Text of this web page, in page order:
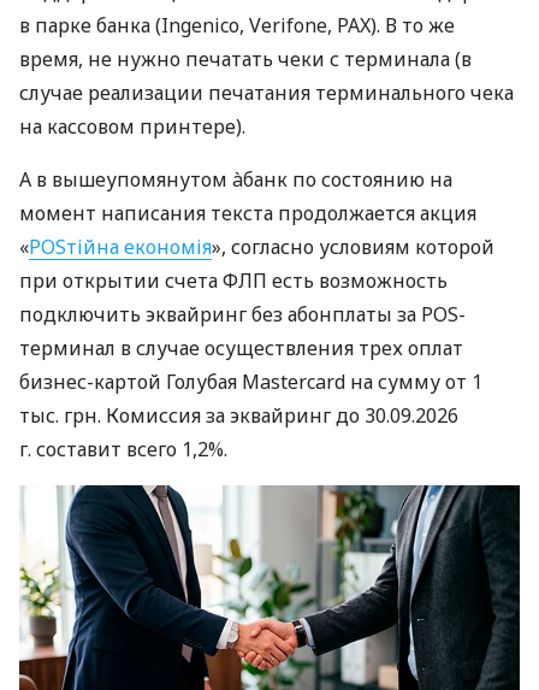
в парке банка (Ingenico, Verifone, PAX). В то же
время, не нужно печатать чеки с терминала (в
случае реализации печатания терминального чека
на кассовом принтере).
А в вышеупомянутом àбанк по состоянию на
момент написания текста продолжается акция
«POSтійна економія», согласно условиям которой
при открытии счета ФЛП есть возможность
подключить эквайринг без абонплаты за POS-
терминал в случае осуществления трех оплат
бизнес-картой Голубая Mastercard на сумму от 1
тыс. грн. Комиссия за эквайринг до 30.09.2026
г. составит всего 1,2%.